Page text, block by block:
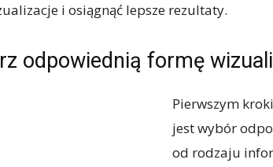
i osiągnąć lepsze rezultaty.
odpowiednią formę
Pierwszym
jest wybór
od rodzaju